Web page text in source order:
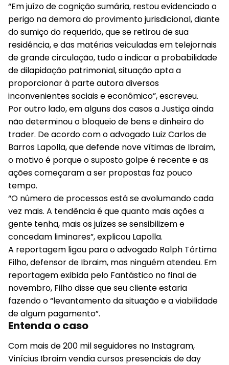
“Em juízo de cognição sumária, restou evidenciado o
perigo na demora do provimento jurisdicional, diante
do sumiço do requerido, que se retirou de sua
residência, e das matérias veiculadas em telejornais
de grande circulação, tudo a indicar a probabilidade
de dilapidação patrimonial, situação apta a
proporcionar à parte autora diversos
inconvenientes sociais e econômico”, escreveu.
Por outro lado, em alguns dos casos a Justiça ainda
não determinou o bloqueio de bens e dinheiro do
trader. De acordo com o advogado Luiz Carlos de
Barros Lapolla, que defende nove vítimas de Ibraim,
o motivo é porque o suposto golpe é recente e as
ações começaram a ser propostas faz pouco
tempo.
“O número de processos está se avolumando cada
vez mais. A tendência é que quanto mais ações a
gente tenha, mais os juízes se sensibilizem e
concedam liminares”, explicou Lapolla.
A reportagem ligou para o advogado Ralph Tórtima
Filho, defensor de Ibraim, mas ninguém atendeu. Em
reportagem exibida pelo Fantástico no final de
novembro, Filho disse que seu cliente estaria
fazendo o “levantamento da situação e a viabilidade
de algum pagamento”.
Entenda o caso
Com mais de 200 mil seguidores no Instagram,
Vinícius Ibraim vendia cursos presenciais de day